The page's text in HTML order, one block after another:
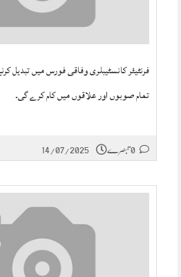
فرنٹیئر کانسٹیبلری وفاقی فورس میں تبدیل
تمام صوبوں اور علاقوں میں کام کرے گی۔
14/07/2025